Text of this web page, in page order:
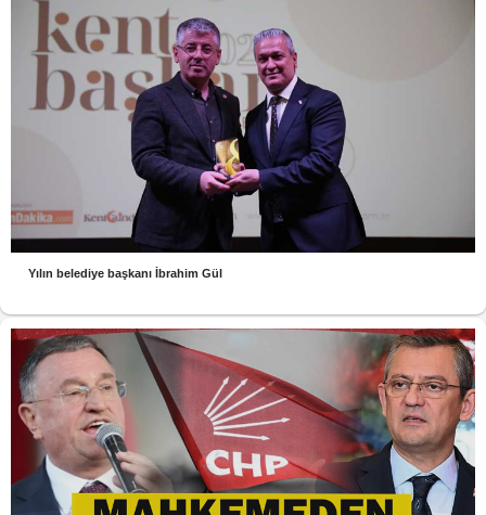
Yılın belediye başkanı İbrahim Gül